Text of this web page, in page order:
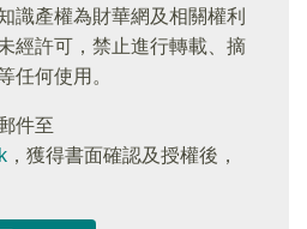
識產權為財華網及相關權利
經許可，禁止進行轉載、摘
任何使用。
件至
，獲得書面確認及授權後，